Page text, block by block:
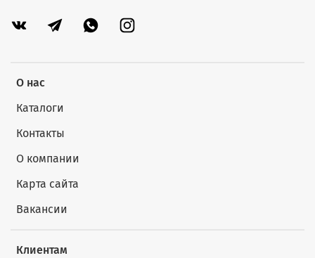
О нас
Каталоги
Контакты
О компании
Карта сайта
Вакансии
Клиентам